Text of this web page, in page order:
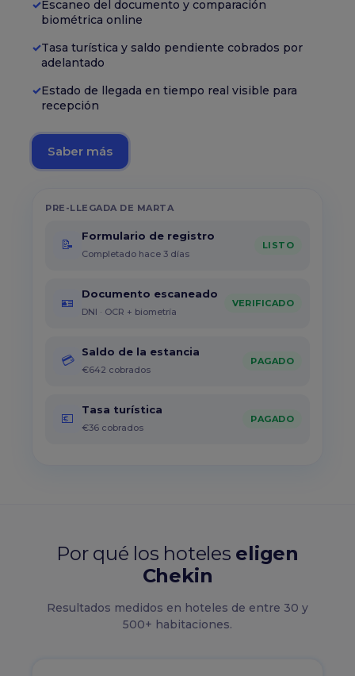
Escaneo del documento y comparación
biométrica online
Tasa turística y saldo pendiente cobrados por
adelantado
Estado de llegada en tiempo real visible para
recepción
Saber más
PRE-LLEGADA DE MARTA
📝
Formulario de registro
Completado hace 3 días
LISTO
🪪
Documento escaneado
DNI · OCR + biometría
VERIFICADO
💳
Saldo de la estancia
€642 cobrados
PAGADO
💶
Tasa turística
€36 cobrados
PAGADO
Por qué los hoteles eligen
Chekin
Resultados medidos en hoteles de entre 30 y
500+ habitaciones.